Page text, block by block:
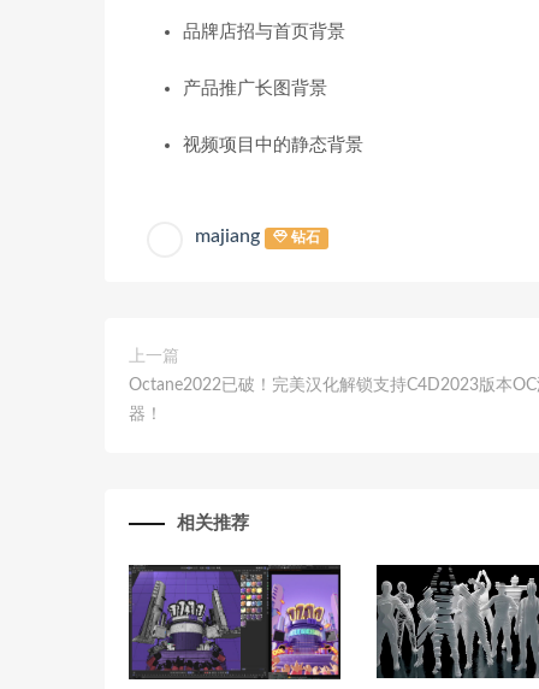
品牌店招与首页背景
产品推广长图背景
视频项目中的静态背景
majiang 钻石
上一篇
Octane2022已破！完美汉化解锁支持C4D2023版本
器！
相关推荐